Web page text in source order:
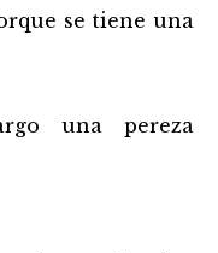
se tiene una
una pereza